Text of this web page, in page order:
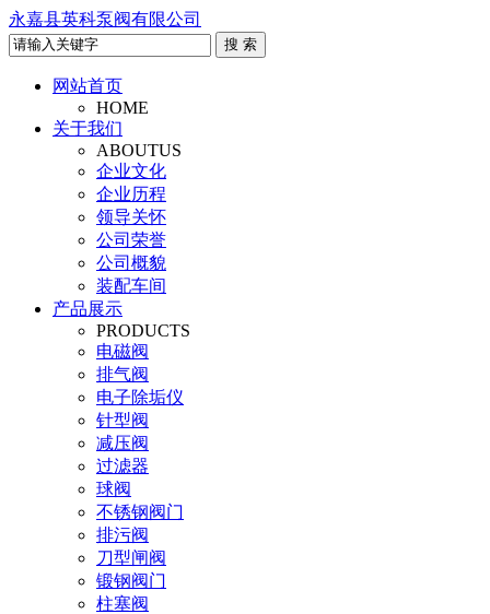
永嘉县英科泵阀有限公司
网站首页
HOME
关于我们
ABOUTUS
企业文化
企业历程
领导关怀
公司荣誉
公司概貌
装配车间
产品展示
PRODUCTS
电磁阀
排气阀
电子除垢仪
针型阀
减压阀
过滤器
球阀
不锈钢阀门
排污阀
刀型闸阀
锻钢阀门
柱塞阀